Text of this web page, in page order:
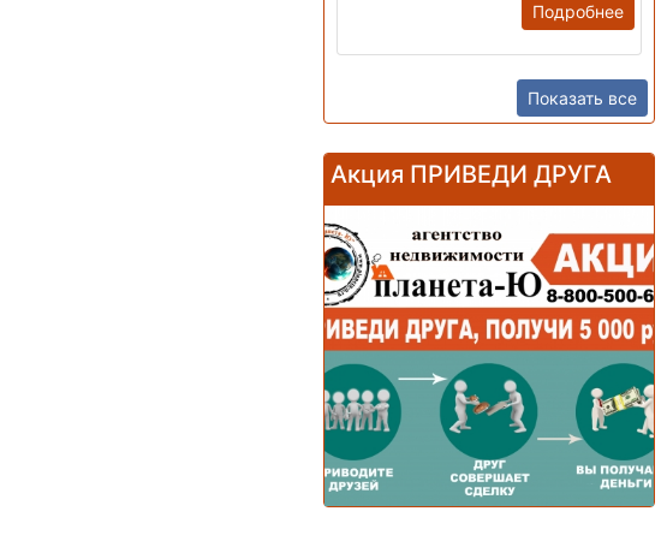
Подробнее
Показать все
Акция ПРИВЕДИ ДРУГА